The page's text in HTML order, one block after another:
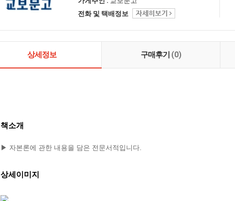
전화 및 택배정보
상세정보 구매후기 (0)
책소개
▶ 자본론에 관한 내용을 담은 전문서적입니다.
상세이미지